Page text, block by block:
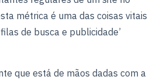
métrica é uma das coisas vitais
de busca e publicidade’
que está de mãos dadas com a